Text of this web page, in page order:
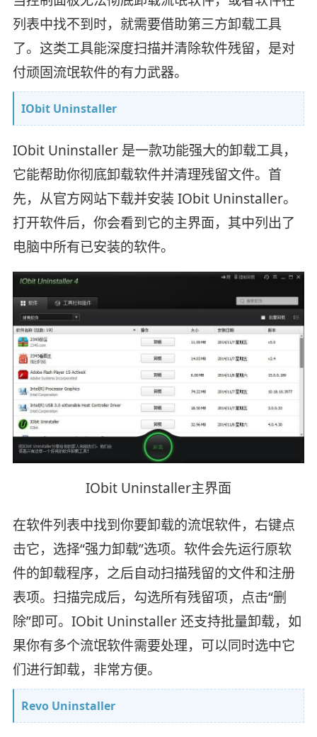
列表中找不到时，就需要借助第三方卸载工具
了。这类工具能深度扫描并清除软件残留，是对
付顽固流氓软件的有力武器。
IObit Uninstaller
IObit Uninstaller 是一款功能强大的卸载工具，
它能帮助你彻底卸载软件并清理残留文件。首
先，从官方网站下载并安装 IObit Uninstaller。
打开软件后，你会看到它的主界面，其中列出了
电脑中所有已安装的软件。
IObit Uninstaller主界面
在软件列表中找到你要卸载的流氓软件，右键点
击它，选择“强力卸载”选项。软件会先运行原软
件的卸载程序，之后自动扫描残留的文件和注册
表项。扫描完成后，勾选所有残留项，点击“删
除”即可。IObit Uninstaller 还支持批量卸载，如
果你有多个流氓软件需要处理，可以同时选中它
们进行卸载，非常方便。
Revo Uninstaller